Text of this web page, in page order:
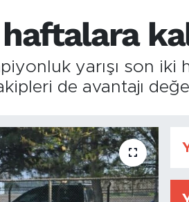
yarışı son iki
de avantajı